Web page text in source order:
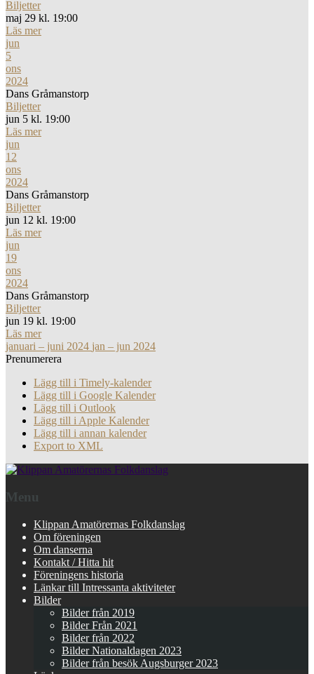
Biljetter
maj 29 kl. 19:00
Läs mer
jun
5
ons
2024
Dans Gråmanstorp
Biljetter
jun 5 kl. 19:00
Läs mer
jun
12
ons
2024
Dans Gråmanstorp
Biljetter
jun 12 kl. 19:00
Läs mer
jun
19
ons
2024
Dans Gråmanstorp
Biljetter
jun 19 kl. 19:00
Läs mer
januari – juni 2024 jan – jun 2024
Prenumerera
Lägg till i Timely-kalender
Lägg till i Google Kalender
Lägg till i Outlook
Lägg till i Apple Kalender
Lägg till i annan kalender
Export to XML
Menu
Klippan Amatörernas Folkdanslag
Om föreningen
Om danserna
Kontakt / Hitta hit
Föreningens historia
Länkar till Intressanta aktiviteter
Bilder
Bilder från 2019
Bilder Från 2021
Bilder från 2022
Bilder Nationaldagen 2023
Bilder från besök Augsburger 2023